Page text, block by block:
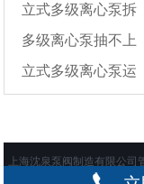
离心泵（40DL）
立式多级离心泵拆
卸与组装步骤
多级离心泵抽不上
水的原因和解决方法
立式多级离心泵运
上海沈泉泵阀制造有限公